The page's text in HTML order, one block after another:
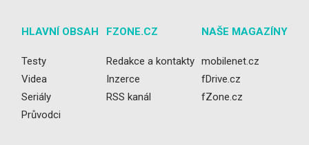
HLAVNÍ OBSAH
Testy
Videa
Seriály
Průvodci
FZONE.CZ
Redakce a kontakty
Inzerce
RSS kanál
NAŠE MAGAZÍNY
mobilenet.cz
fDrive.cz
fZone.cz